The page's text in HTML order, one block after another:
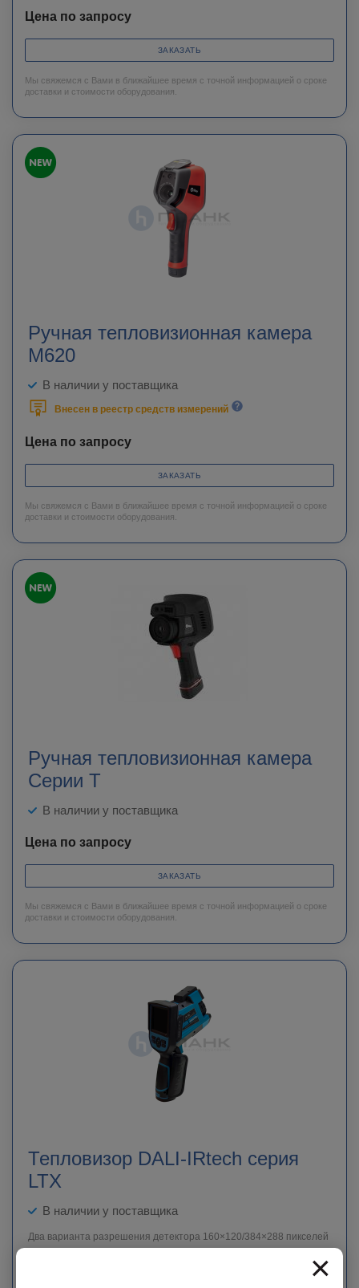
Цена по запросу
ЗАКАЗАТЬ
Мы свяжемся с Вами в ближайшее время с точной информацией о сроке
доставки и стоимости оборудования.
Ручная тепловизионная камера
M620
В наличии у поставщика
Внесен в реестр средств измерений
Цена по запросу
ЗАКАЗАТЬ
Мы свяжемся с Вами в ближайшее время с точной информацией о сроке
доставки и стоимости оборудования.
Ручная тепловизионная камера
Серии T
В наличии у поставщика
Цена по запросу
ЗАКАЗАТЬ
Мы свяжемся с Вами в ближайшее время с точной информацией о сроке
доставки и стоимости оборудования.
Тепловизор DALI-IRtech серия
LTX
В наличии у поставщика
Два варианта разрешения детектора 160×120/384×288 пикселей
×